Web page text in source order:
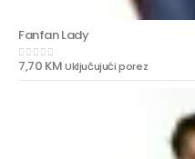
Fanfan Lady
0 out of 5
7,70 KMUključujući porez